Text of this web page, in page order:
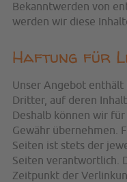
Bekanntwerden von
werden wir diese
Haftung für
Unser Angebot
Dritter, auf deren
Deshalb können wir
Gewähr übernehmen.
Seiten ist stets der
Seiten verantwortlich.
Zeitpunkt der